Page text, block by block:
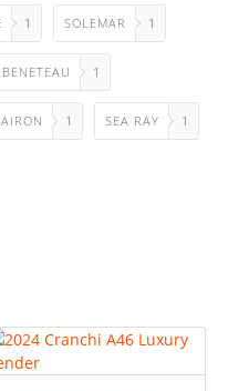
1 SOLEMAR 1
BENETEAU 1
AIRON 1 SEA RAY 1